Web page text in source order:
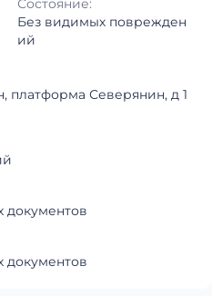
Состояние:
Без видимых поврежден
ий
платформа Северянин, д 1
документов
документов